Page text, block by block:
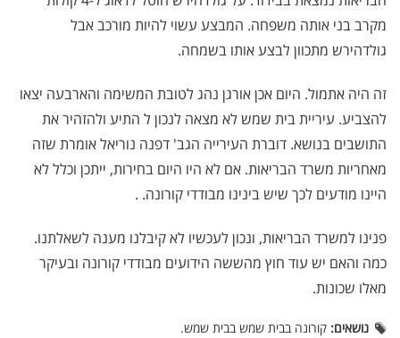
מקרב בני אותה משפחה. המבצע עשוי להיות מורכב אבל
גולדהירש מתכוון לבצע אותו בשמחה.
זה היה אתמול. היום אכן אורגן נהג לטובת המשימה והארבעה יצאו
להצביע. עיריית בית שמש לא מצאה לנכון ל התיע ולהזהיר את
התושבים בנושא. דוברת העירייה הגב' דפנה נוריאל אומרת שזה
מאחריות משרד הבריאות. אם לא היו היום בחירות, ייתכן וכלל לא
היינו מודעים לכך שיש בינינו מבודדי קורונה. .
פנינו למשרד הבריאות, ונכון לעכשיו לא קיבלנו מענה לשאלתנו.
כמה והאם יש עוד חוץ מהששה הידועים מבודדי קורונה ובעיקר
מאלו שכונות.
נושאים: קורונה בבית שמש בבית שמש.